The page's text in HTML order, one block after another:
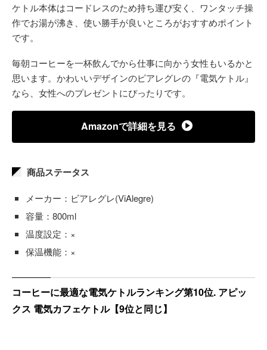
ケトル本体はコードレスのため持ち運び安く、ワンタッチ操
作でお湯が沸き、使い勝手が良いところがおすすめポイント
です。
毎朝コーヒーを一杯飲んでから仕事に向かう女性もいるかと
思います。かわいいデザインのピアレグレの『電気ケトル』
なら、女性へのプレゼントにぴったりです。
Amazonで詳細を見る
商品ステータス
メーカー：ビアレグレ(ViAlegre)
容量：800ml
温度設定：×
保温機能：×
コーヒーに最適な電気ケトルランキング第10位. アピッ
クス 電気カフェケトル【9位と同じ】